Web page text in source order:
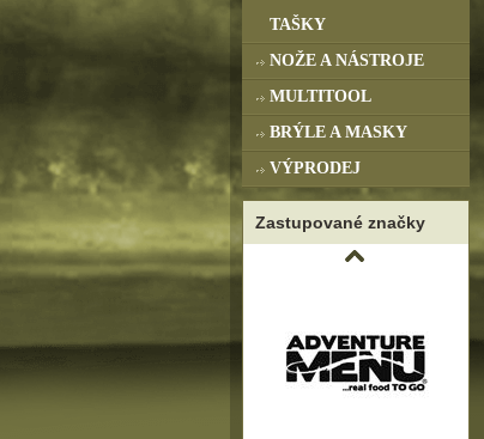
TAŠKY
NOŽE A NÁSTROJE
MULTITOOL
BRÝLE A MASKY
VÝPRODEJ
Zastupované značky